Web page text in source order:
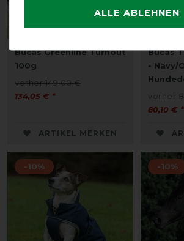
Bucas Greenline Turnout
100g
vorher 149,00 €
134,05 € *
ARTIKEL MERKEN
Bucas
- Navy/
vorher
80,10 € *
-10% -10%
ALLE ABLEHNEN